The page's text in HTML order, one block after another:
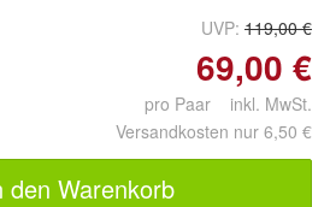
UVP: 119,00 €
69,00 €
pro Paar inkl. MwSt.
Versandkosten nur 6,50 €
den Warenkorb